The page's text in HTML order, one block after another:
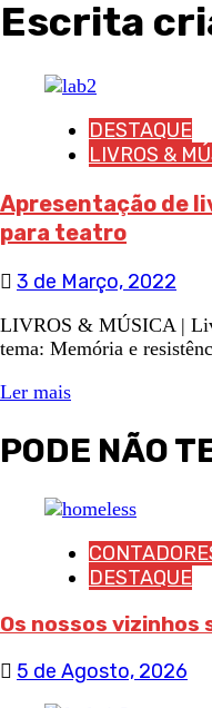
Escrita
DESTAQUE
LIVROS &
Apresentação de
para teatro
3 de Março, 2022
LIVROS & MÚSICA |
tema: Memória e
Ler mais
PODE NÃO
DESTAQUE
Os nossos vizinhos
5 de Agosto, 2026